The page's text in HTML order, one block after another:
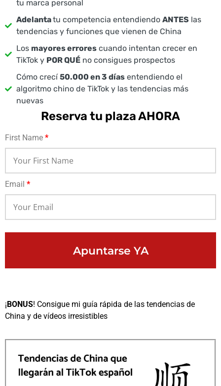
tu marca personal
Adelantatu competencia entendiendo ANTES las
tendencias y funciones que vienen de China
Los mayores errorescuando intentan crecer en
TikTok y POR QUÉno consigues prospectos
Cómo crecí50.000 en 3 díasentendiendo el
algoritmo chino de TikTok y las tendencias más
nuevas
Reserva tu plaza AHORA
First Name *
Email *
Apuntarse YA
¡BONUS! Consigue mi guía rápida de las tendencias de
China y de vídeos irresistibles